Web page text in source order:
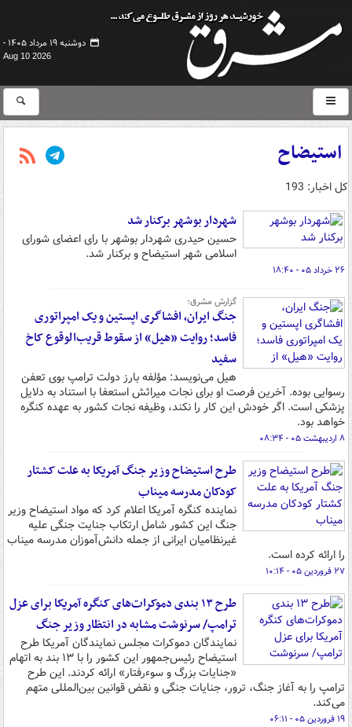
دوشنبه ۱۹ مرداد ۱۴۰۵ -
Aug 10 2026
استیضاح
کل اخبار: 193
شهردار بوشهر برکنار شد
حسین حیدری شهردار بوشهر با رای اعضای شورای
اسلامی شهر استیضاح و برکنار شد.
۲۶ خرداد ۰۵ - ۱۸:۴۰
گزارش مشرق؛
جنگ ایران، افشاگری اپستین و یک امپراتوری
فاسد؛ روایت «هیل» از سقوط قریب‌الوقوع کاخ
سفید
هیل می‌نویسد: مؤلفه بارز دولت ترامپ بوی تعفن
رسوایی بوده. آخرین فرصت او برای نجات میراثش استعفا با استناد به دلایل
پزشکی است. اگر خودش این کار را ‌نکند، وظیفه نجات کشور به عهده کنگره
خواهد بود.
۸ اردیبهشت ۰۵ - ۰۸:۳۴
طرح استیضاح وزیر جنگ آمریکا به علت کشتار
کودکان مدرسه میناب
نماینده کنگره آمریکا اعلام کرد که مواد استیضاح وزیر
جنگ این کشور شامل ارتکاب جنایت جنگی علیه
غیرنظامیان ایرانی از جمله دانش‌آموزان مدرسه میناب
را ارائه کرده است.
۲۷ فروردین ۰۵ - ۱۰:۱۴
طرح ۱۳ بندی دموکرات‌های کنگره آمریکا برای عزل
ترامپ/ سرنوشت مشابه در انتظار وزیر جنگ
نمایندگان دموکرات مجلس نمایندگان آمریکا طرح
استیضاح رئیس‌جمهور این کشور را با ۱۳ بند به اتهام
«جنایات بزرگ و سوءرفتار» ارائه کردند. این طرح
ترامپ را به آغاز جنگ، ترور، جنایات جنگی و نقض قوانین بین‌المللی متهم
می‌کند.
۱۹ فروردین ۰۵ - ۰۶:۱۱